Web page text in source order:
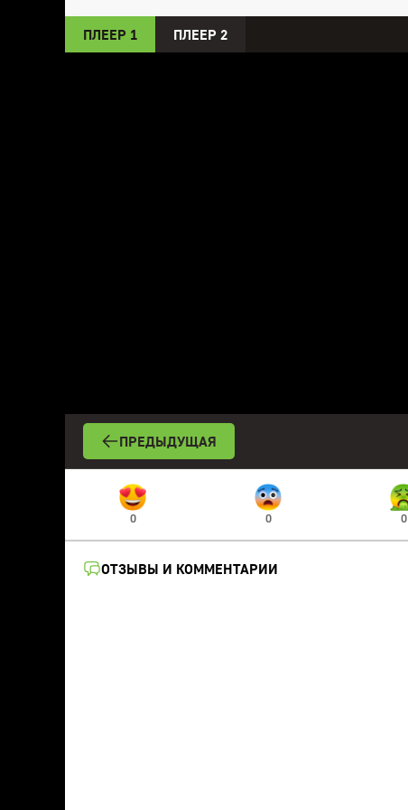
ПЛЕЕР 1 ПЛЕЕР 2
ПРЕДЫДУЩАЯ
0 0 0
ОТЗЫВЫ И КОММЕНТАРИИ